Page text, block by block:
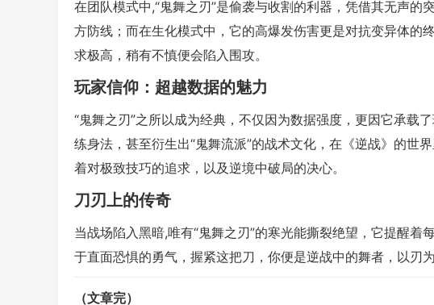
在团队模式中,“鬼舞之刃”是偷袭与收割的利器，凭借其无声的
方防线；而在生化模式中，它的高爆发伤害更是对抗变异体的
求极高，稍有不慎便会陷入围攻。
玩家信仰：超越数据的魅力
“鬼舞之刃”之所以成为经典，不仅因为数据强度，更因它承载
练身法，甚至衍生出“鬼舞流派”的战术文化，在《逆战》的
着对极致技巧的追求，以及逆境中破局的决心。
刀刃上的传奇
当战场陷入黑暗,唯有“鬼舞之刃”的寒光能撕裂绝望，它提醒着
于直面恐惧的勇气，握紧这把刀，你便是逆战中的舞者，以刃
（文章完）